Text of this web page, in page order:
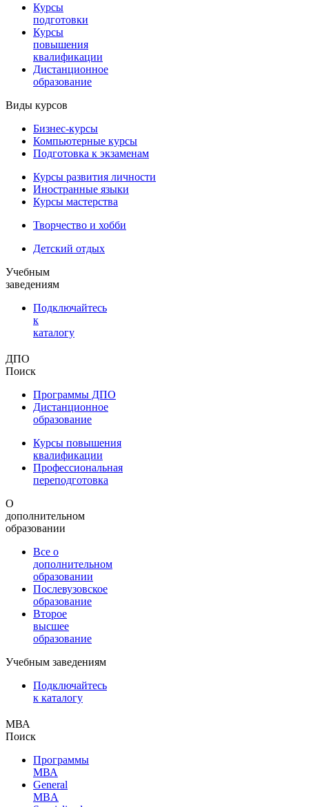
Курсы
подготовки
Курсы
повышения
квалификации
Дистанционное
образование
Виды курсов
Бизнес-курсы
Компьютерные курсы
Подготовка к экзаменам
Курсы развития личности
Иностранные языки
Курсы мастерства
Творчество и хобби
Детский отдых
Учебным
заведениям
Подключайтесь
к
каталогу
ДПО
Поиск
Программы ДПО
Дистанционное
образование
Курсы повышения
квалификации
Профессиональная
переподготовка
О
дополнительном
образовании
Все о
дополнительном
образовании
Послевузовское
образование
Второе
высшее
образование
Учебным заведениям
Подключайтесь
к каталогу
МВА
Поиск
Программы
МВА
General
MBA